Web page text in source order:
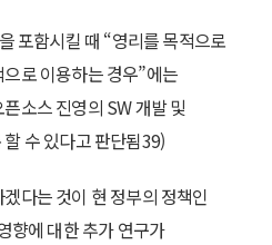
포함시킬 때 “영리를 목적으로
로 이용하는 경우”에는
소스 진영의 SW 개발 및
수 있다고 판단됨39)
다는 것이 현 정부의 정책인
향에 대한 추가 연구가